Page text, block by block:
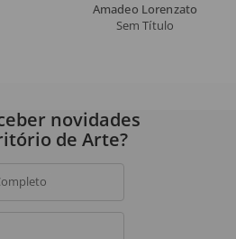
Amadeo Lorenzato
Sem Título
novidades
de Arte?